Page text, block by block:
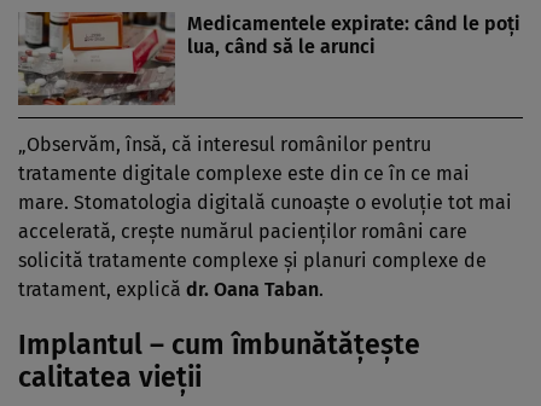
Medicamentele expirate: când le poţi
lua, când să le arunci
„Observăm, însă, că interesul românilor pentru
tratamente digitale complexe este din ce în ce mai
mare. Stomatologia digitală cunoaşte o evoluţie tot mai
accelerată, creşte numărul pacienţilor români care
solicită tratamente complexe şi planuri complexe de
tratament, explică dr. Oana Taban.
Implantul – cum îmbunătăţeşte
calitatea vieţii